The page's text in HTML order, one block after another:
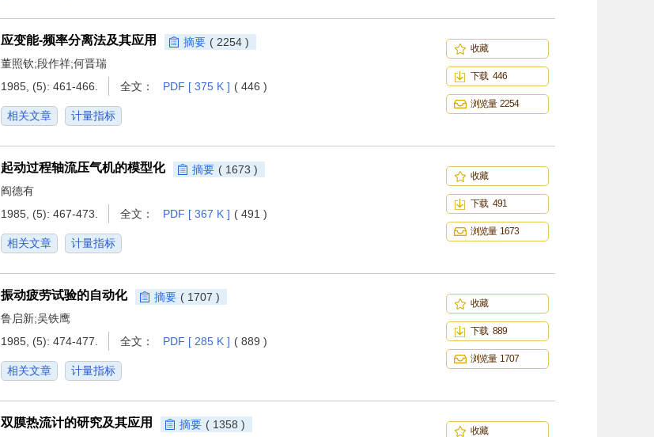
应变能-频率分离法及其应用 摘要 ( 2254 )
董照钦;段作祥;何晋瑞
1985, (5): 461-466.
全文： PDF [ 375 K ] ( 446 )
相关文章 计量指标
收藏
下载 446
浏览量 2254
起动过程轴流压气机的模型化 摘要 ( 1673 )
阎德有
1985, (5): 467-473.
全文： PDF [ 367 K ] ( 491 )
相关文章 计量指标
收藏
下载 491
浏览量 1673
振动疲劳试验的自动化 摘要 ( 1707 )
鲁启新;吴铁鹰
1985, (5): 474-477.
全文： PDF [ 285 K ] ( 889 )
相关文章 计量指标
收藏
下载 889
浏览量 1707
双膜热流计的研究及其应用 摘要 ( 1358 )
收藏